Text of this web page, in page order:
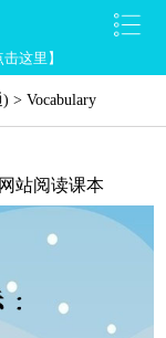
这里】
) > Vocabulary
站阅读课本